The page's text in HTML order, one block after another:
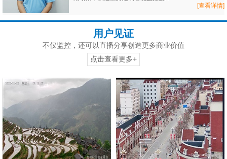
[查看详情]
用户见证
不仅监控，还可以直播分享创造更多商业价值
点击查看更多+